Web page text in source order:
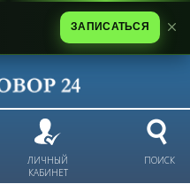
ЛИЧНЫЙ
КАБИНЕТ
ПОИСК
ЗАПИСАТЬСЯ